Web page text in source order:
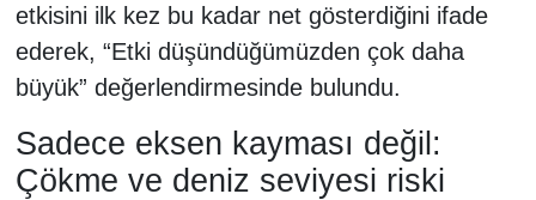
etkisini ilk kez bu kadar net gösterdiğini ifade
ederek, “Etki düşündüğümüzden çok daha
büyük” değerlendirmesinde bulundu.
Sadece eksen kayması değil:
Çökme ve deniz seviyesi riski